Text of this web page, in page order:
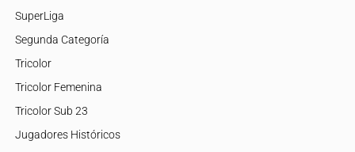
SuperLiga
Segunda Categoría
Tricolor
Tricolor Femenina
Tricolor Sub 23
Jugadores Históricos